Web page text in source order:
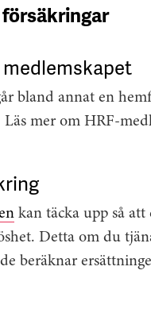
bland annat en
mer om HRF-
kan täcka upp så
Detta om du
beräknar